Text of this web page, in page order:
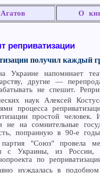
О
реприватизации
получил каждый
Украине напоминает
другие —
не спешит.
наук Алексей
процесса
простой
на сомнительные
попранную в 90-е
"Союз" провела
с Украины, из
по
нуждалась в